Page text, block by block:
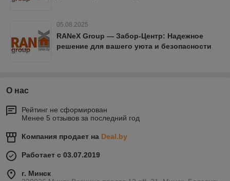
05.08.2025
RANeX Group — Забор-Центр: Надежное
решение для вашего уюта и безопасности
О нас
Рейтинг не сформирован
Менее 5 отзывов за последний год
Компания продает на Deal.by
Работает с 03.07.2019
г. Минск